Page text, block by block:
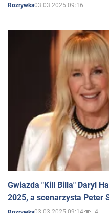
Rozrywka03.03.2025 09:16
Gwiazda "Kill Billa" Daryl
2025, a scenarzysta Peter